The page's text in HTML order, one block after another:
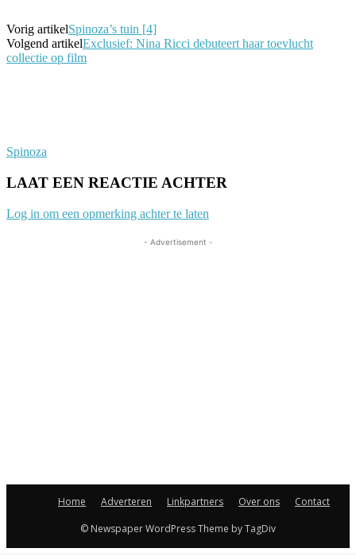
Vorig artikelSpinoza’s tuin [4]
Volgend artikelExclusief: Nina Ricci debuteert haar toevlucht
collectie op film
Spinoza
LAAT EEN REACTIE ACHTER
Log in om een opmerking achter te laten
- Advertisement -
Home Adverteren Linkpartners Over ons
Contact
© Newspaper WordPress Theme by TagDiv